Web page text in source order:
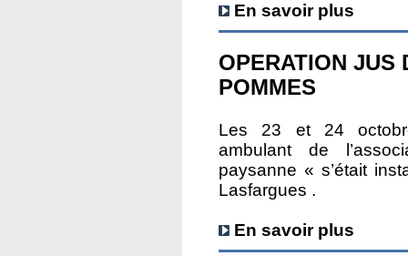
En savoir plus
OPERATION JUS
POMMES
Les 23 et 24
ambulant de
paysanne « s’était
Lasfargues .
En savoir plus